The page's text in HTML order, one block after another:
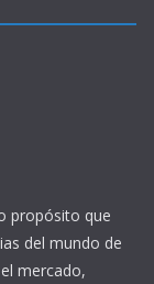
propósito que
del mundo de
mercado,